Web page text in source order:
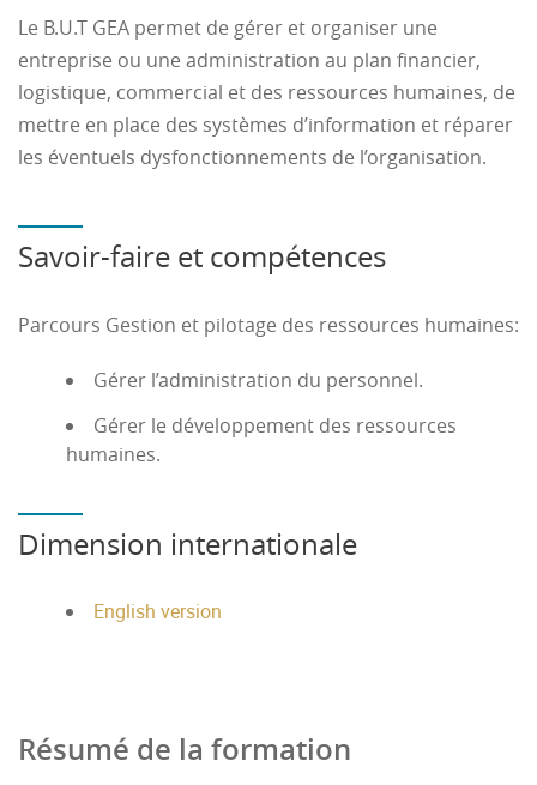
RNCP 35376
Le B.U.T GEA permet de gérer et organiser une
entreprise ou une administration au plan financier,
logistique, commercial et des ressources humaines, de
mettre en place des systèmes d’information et réparer
les éventuels dysfonctionnements de l’organisation.
Savoir-faire et compétences
Parcours Gestion et pilotage des ressources humaines:
Gérer l’administration du personnel.
Gérer le développement des ressources
humaines.
Dimension internationale
English version
Résumé de la formation